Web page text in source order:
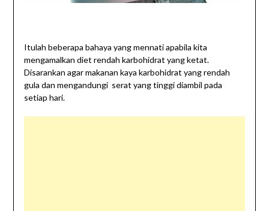
Itulah beberapa bahaya yang mennati apabila kita
mengamalkan diet rendah karbohidrat yang ketat.
Disarankan agar makanan kaya karbohidrat yang rendah
gula dan mengandungi serat yang tinggi diambil pada
setiap hari.